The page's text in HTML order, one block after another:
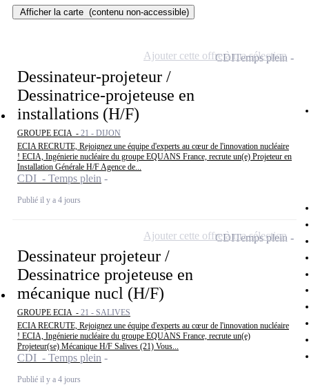
Afficher la carte (contenu non-accessible)
Dessinateur-projeteur /
Dessinatrice-projeteuse en
installations (H/F)
GROUPE ECIA - 21 - DIJON
ECIA RECRUTE, Rejoignez une équipe d'experts au cœur de l'innovation nucléaire
! ECIA, Ingénierie nucléaire du groupe EQUANS France, recrute un(e) Projeteur en
Installation Générale H/F Agence de...
CDI - Temps plein
Publié il y a 4 jours
CDITemps plein
Ajouter cette offre à ma sélection
Dessinateur projeteur /
Dessinatrice projeteuse en
mécanique nucl (H/F)
GROUPE ECIA - 21 - SALIVES
ECIA RECRUTE, Rejoignez une équipe d'experts au cœur de l'innovation nucléaire
! ECIA, Ingénierie nucléaire du groupe EQUANS France, recrute un(e)
Projeteur(se) Mécanique H/F Salives (21) Vous...
CDI - Temps plein
Publié il y a 4 jours
CDITemps plein
Ajouter cette offre à ma sélection